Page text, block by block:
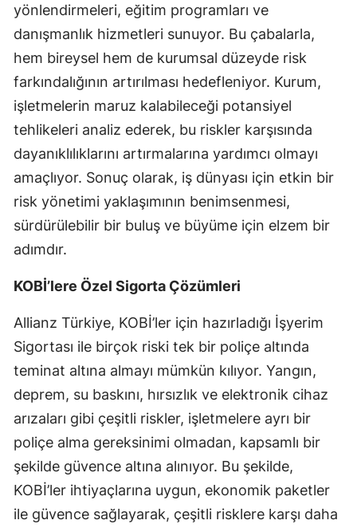
yönlendirmeleri, eğitim programları ve
danışmanlık hizmetleri sunuyor. Bu çabalarla,
hem bireysel hem de kurumsal düzeyde risk
farkındalığının artırılması hedefleniyor. Kurum,
işletmelerin maruz kalabileceği potansiyel
tehlikeleri analiz ederek, bu riskler karşısında
dayanıklılıklarını artırmalarına yardımcı olmayı
amaçlıyor. Sonuç olarak, iş dünyası için etkin bir
risk yönetimi yaklaşımının benimsenmesi,
sürdürülebilir bir buluş ve büyüme için elzem bir
adımdır.
KOBİ’lere Özel Sigorta Çözümleri
Allianz Türkiye, KOBİ’ler için hazırladığı İşyerim
Sigortası ile birçok riski tek bir poliçe altında
teminat altına almayı mümkün kılıyor. Yangın,
deprem, su baskını, hırsızlık ve elektronik cihaz
arızaları gibi çeşitli riskler, işletmelere ayrı bir
poliçe alma gereksinimi olmadan, kapsamlı bir
şekilde güvence altına alınıyor. Bu şekilde,
KOBİ’ler ihtiyaçlarına uygun, ekonomik paketler
ile güvence sağlayarak, çeşitli risklere karşı daha